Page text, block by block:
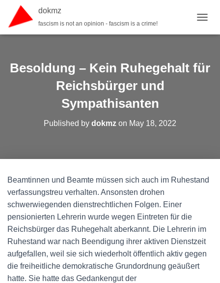
dokmz
fascism is not an opinion - fascism is a crime!
Besoldung – Kein Ruhegehalt für
Reichsbürger und
Sympathisanten
Published by dokmz on May 18, 2022
Beamtinnen und Beamte müssen sich auch im Ruhestand
verfassungstreu verhalten. Ansonsten drohen
schwerwiegenden dienstrechtlichen Folgen. Einer
pensionierten Lehrerin wurde wegen Eintreten für die
Reichsbürger das Ruhegehalt aberkannt. Die Lehrerin im
Ruhestand war nach Beendigung ihrer aktiven Dienstzeit
aufgefallen, weil sie sich wiederholt öffentlich aktiv gegen
die freiheitliche demokratische Grundordnung geäußert
hatte. Sie hatte das Gedankengut der